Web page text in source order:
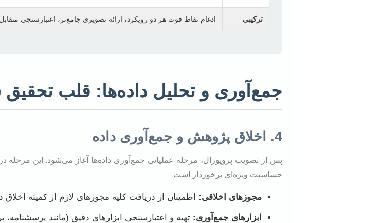
ترکیبی ادغام نقاط قوت هر دو رویکرد، ارائه تصویری جامع‌تر، اعتبارسنجی
جمع‌آوری و تحلیل داده‌ها: قلب
4. اخلاق پژوهش و جمع‌آوری داده
پس از تصویب پروپوزال، مرحله عملیاتی جمع‌آوری داده‌ها آغاز می‌شود. این مرحله
حساسیت ویژه‌ای برخوردار است.
مجوزهای اخلاقی: اطمینان از دریافت کلیه مجوزهای لازم از کمیته اخلاق
ابزارهای جمع‌آوری: تهیه و اعتبارسنجی ابزارهای دقیق (مانند